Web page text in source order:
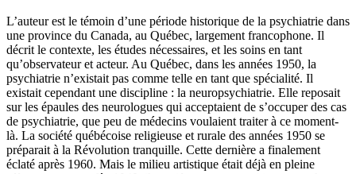
L’auteur est le témoin d’une période historique de la psychiatrie dans
une province du Canada, au Québec, largement francophone. Il
décrit le contexte, les études nécessaires, et les soins en tant
qu’observateur et acteur. Au Québec, dans les années 1950, la
psychiatrie n’existait pas comme telle en tant que spécialité. Il
existait cependant une discipline : la neuropsychiatrie. Elle reposait
sur les épaules des neurologues qui acceptaient de s’occuper des cas
de psychiatrie, que peu de médecins voulaient traiter à ce moment-
là. La société québécoise religieuse et rurale des années 1950 se
préparait à la Révolution tranquille. Cette dernière a finalement
éclaté après 1960. Mais le milieu artistique était déjà en pleine